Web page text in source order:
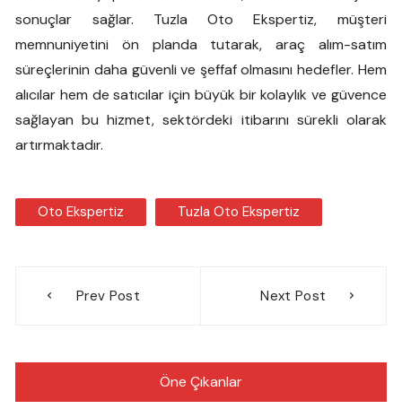
sonuçlar sağlar. Tuzla Oto Ekspertiz, müşteri
memnuniyetini ön planda tutarak, araç alım-satım
süreçlerinin daha güvenli ve şeffaf olmasını hedefler. Hem
alıcılar hem de satıcılar için büyük bir kolaylık ve güvence
sağlayan bu hizmet, sektördeki itibarını sürekli olarak
artırmaktadır.
Oto Ekspertiz Tuzla Oto Ekspertiz
gezinmesi
Prev Post Next Post
Öne Çıkanlar